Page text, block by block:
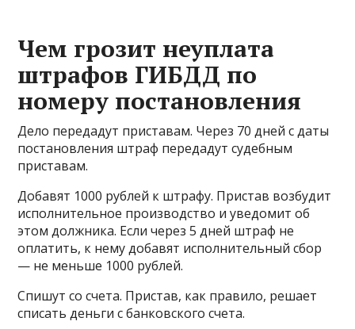
Чем грозит неуплата
штрафов ГИБДД по
номеру постановления
Дело передадут приставам. Через 70 дней с даты
постановления штраф передадут судебным
приставам.
Добавят 1000 рублей к штрафу. Пристав возбудит
исполнительное производство и уведомит об
этом должника. Если через 5 дней штраф не
оплатить, к нему добавят исполнительный сбор
— не меньше 1000 рублей.
Спишут со счета. Пристав, как правило, решает
списать деньги с банковского счета.